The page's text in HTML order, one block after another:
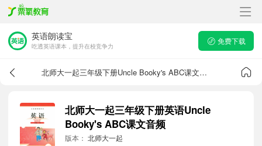
英语朗读宝
吃透英语课本，提升在校竞争力
免费下载
北师大一起三年级下册Uncle Booky's ABC课文音频
北师大一起三年级下册英语Uncle
Booky's ABC课文音频
版本： 北师大一起